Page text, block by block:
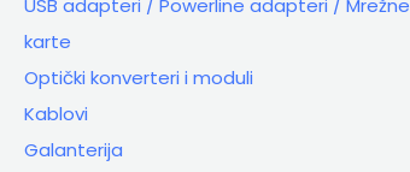
USB adapteri / Powerline adapteri / Mrežne
karte
Optički konverteri i moduli
Kablovi
Galanterija